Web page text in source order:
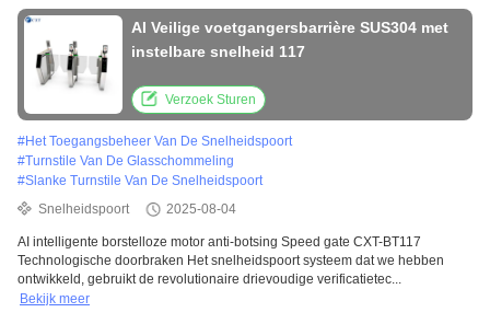
AI Veilige voetgangersbarrière SUS304 met
instelbare snelheid 117
Verzoek Sturen
#Het Toegangsbeheer Van De Snelheidspoort
#Turnstile Van De Glasschommeling
#Slanke Turnstile Van De Snelheidspoort
Snelheidspoort
2025-08-04
AI intelligente borstelloze motor anti-botsing Speed gate CXT-BT117
Technologische doorbraken Het snelheidspoort systeem dat we hebben
ontwikkeld, gebruikt de revolutionaire drievoudige verificatietec...
Bekijk meer